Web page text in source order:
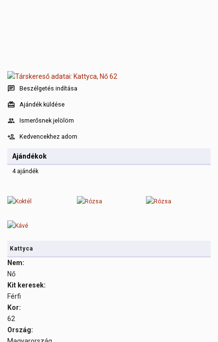
Beszélgetés indítása
Ajándék küldése
Ismerősnek jelölöm
Kedvencekhez adom
Ajándékok
4 ajándék
Kattyca
Nem:
Nő
Kit keresek:
Férfi
Kor:
62
Ország: